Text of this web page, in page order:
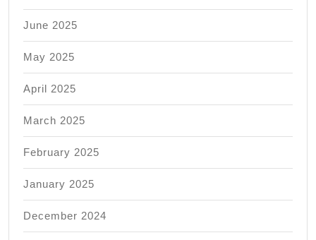
June 2025
May 2025
April 2025
March 2025
February 2025
January 2025
December 2024